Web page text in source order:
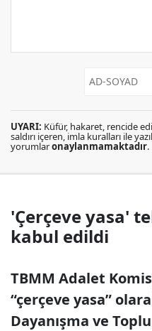
UYARI: Küfür, hakaret, rencide
saldırı içeren, imla kuralları ile
yorumlaronaylanmamaktadır.
'Çerçeve yasa'
kabul edildi
TBMM Adalet
“çerçeve yasa”
Dayanışma ve